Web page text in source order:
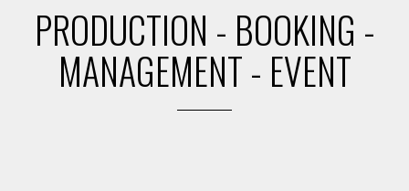
PRODUCTION - BOOKING -
MANAGEMENT - EVENT